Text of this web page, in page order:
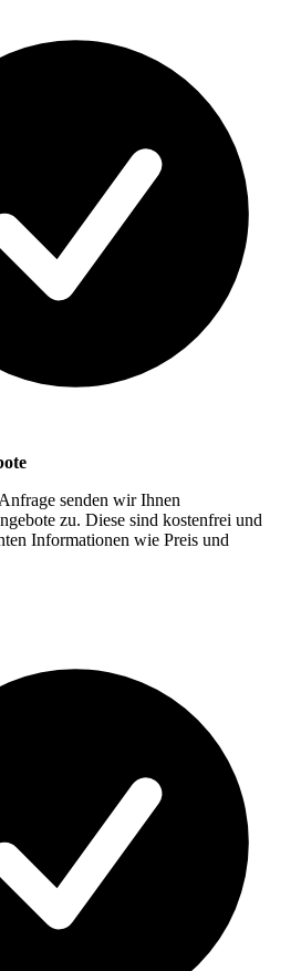
senden wir Ihnen
zu. Diese sind kostenfrei und
Informationen wie Preis und